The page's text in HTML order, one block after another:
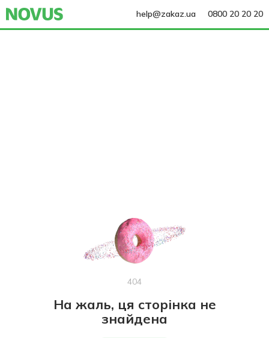
help@zakaz.ua 0800 20 20 20
404
На жаль, ця сторінка не
знайдена